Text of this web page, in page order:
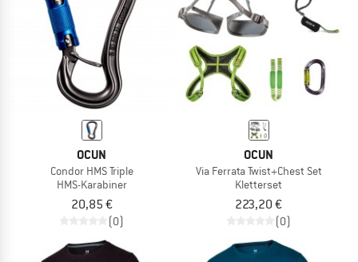
OCUN
Condor HMS Triple
HMS-Karabiner
20,85 €
(0)
OCUN
Via Ferrata Twist+Chest Set
Kletterset
223,20 €
(0)